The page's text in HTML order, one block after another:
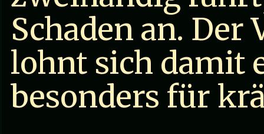
Schaden an. Der
lohnt sich damit
besonders für